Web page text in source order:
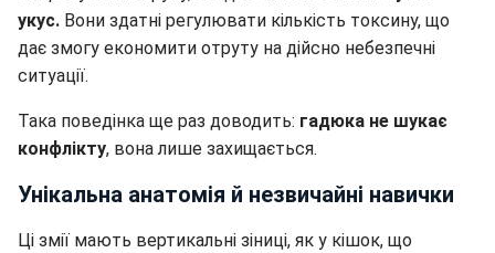
укус. Вони здатні регулювати кількість токсину, що
дає змогу економити отруту на дійсно небезпечні
ситуації.
Така поведінка ще раз доводить: гадюка не шукає
конфлікту, вона лише захищається.
Унікальна анатомія й незвичайні навички
Ці змії мають вертикальні зіниці, як у кішок, що